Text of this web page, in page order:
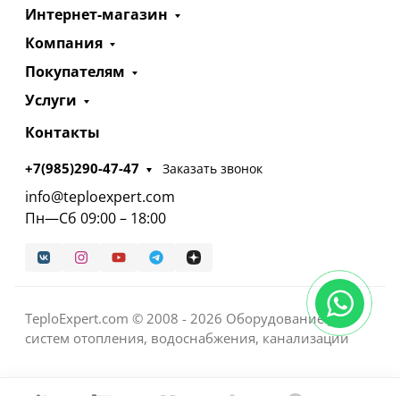
Интернет-магазин
Компания
Покупателям
Услуги
Контакты
+7(985)290-47-47 Заказать звонок
info@teploexpert.com
Пн—Сб 09:00 – 18:00
TeploExpert.com © 2008 - 2026 Оборудование для
систем отопления, водоснабжения, канализации